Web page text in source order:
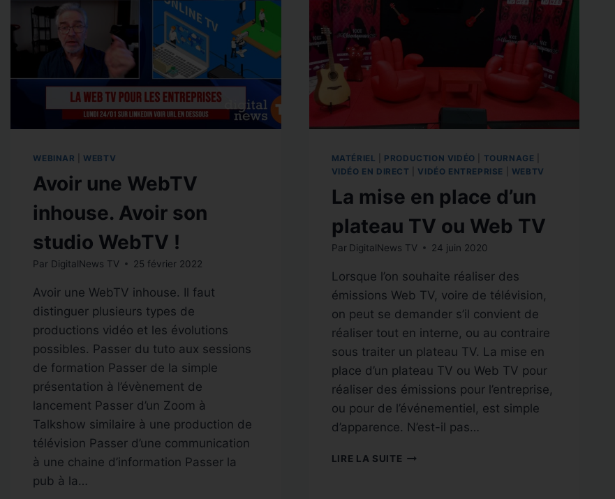
WEBINAR WEBTV
Avoir une WebTV
inhouse. Avoir son
studio WebTV !
Par DigitalNews TV 25 février 2022
Avoir une WebTV inhouse. Il faut
distinguer plusieurs types de
productions vidéo et les évolutions
possibles. Passer du tuto aux sessions
de formation Passer de la simple
présentation à l’évènement de
lancement Passer d’un Zoom à
Talkshow similaire à une production de
télévision Passer d’une communication
à une chaine d’information Passer la
pub à la…
MATÉRIEL PRODUCTION VIDÉO TOURNAGE
VIDÉO EN DIRECT
VIDÉO ENTREPRISE WEBTV
La mise en place d’un
plateau TV ou Web TV
Par DigitalNews TV 24 juin 2020
Lorsque l’on souhaite réaliser des
émissions Web TV, voire de télévision,
on peut se demander s’il convient de
réaliser tout en interne, ou au contraire
sous traiter un plateau TV. La mise en
place d’un plateau TV ou Web TV pour
réaliser des émissions pour l’entreprise,
ou pour de l’événementiel, est simple
d’apparence. N’est-il pas…
LIRE LA SUITE LA